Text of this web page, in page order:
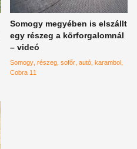
Somogy megyében is elszállt
egy részeg a körforgalomnál
– videó
Somogy részeg sofőr autó karambol
Cobra 11